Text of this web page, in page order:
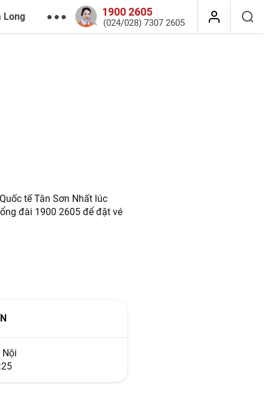
Long 1900 2605
(024/028) 7307 2605
tế Tân Sơn Nhất lúc
đài 1900 2605 để đặt vé
Nội